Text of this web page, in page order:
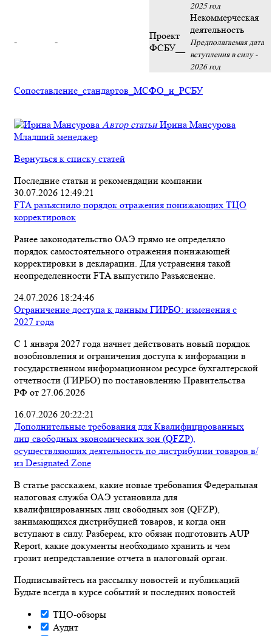
2025 год
- -
Проект
ФСБУ__
Некоммерческая
деятельность
Предполагаемая дата
вступления в силу -
2026 год
Сопоставление_стандартов_МСФО_и_РСБУ
Автор статьи Ирина Мансурова
Младший менеджер
Вернуться к списку статей
Последние cтатьи и рекомендации компании
30.07.2026 12:49:21
FTA разъяснило порядок отражения понижающих ТЦО
корректировок
Ранее законодательство ОАЭ прямо не определяло
порядок самостоятельного отражения понижающей
корректировки в декларации. Для устранения такой
неопределенности FTA выпустило Разъяснение.
24.07.2026 18:24:46
Ограничение доступа к данным ГИРБО: изменения с
2027 года
С 1 января 2027 года начнет действовать новый порядок
возобновления и ограничения доступа к информации в
государственном информационном ресурсе бухгалтерской
отчетности (ГИРБО) по постановлению Правительства
РФ от 27.06.2026
16.07.2026 20:22:21
Дополнительные требования для Квалифицированных
лиц свободных экономических зон (QFZP),
осуществляющих деятельность по дистрибуции товаров в/
из Designated Zone
В статье расскажем, какие новые требования Федеральная
налоговая служба ОАЭ установила для
квалифицированных лиц свободных зон (QFZP),
занимающихся дистрибуцией товаров, и когда они
вступают в силу. Разберем, кто обязан подготовить AUP
Report, какие документы необходимо хранить и чем
грозит непредставление отчета в налоговый орган.
Подписывайтесь на рассылку новостей и публикаций
Будьте всегда в курсе событий и последних новостей
ТЦО-обзоры
Аудит